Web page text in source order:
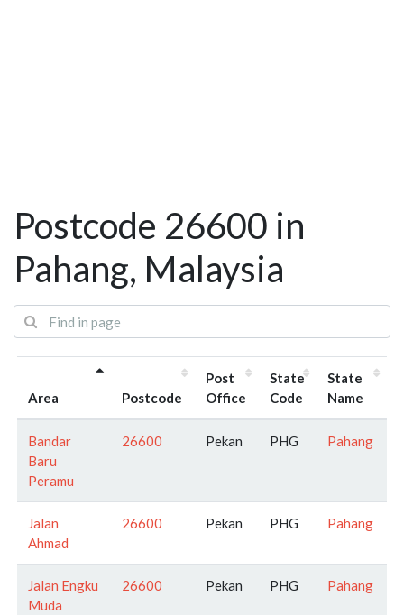
Postcode 26600 in
Pahang, Malaysia
Area Postcode
Post
Office
State
Code
State
Name
Bandar
Baru
Peramu
26600 Pekan PHG Pahang
Jalan
Ahmad
26600 Pekan PHG Pahang
Jalan Engku
Muda
26600 Pekan PHG Pahang